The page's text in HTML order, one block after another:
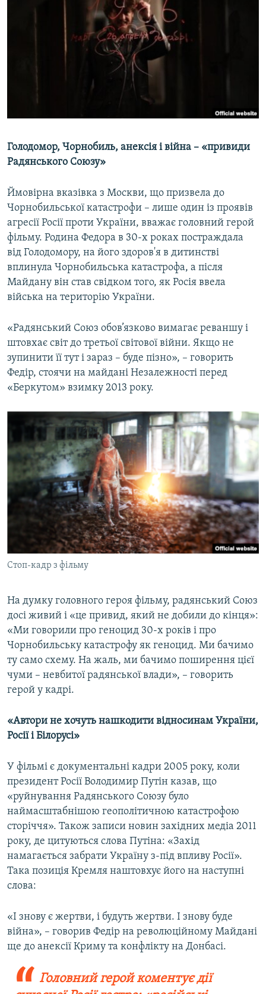
Голодомор, Чорнобиль, анексія і війна – «привиди
Радянського Союзу»
Ймовірна вказівка з Москви, що призвела до
Чорнобильської катастрофи – лише один із проявів
агресії Росії проти України, вважає головний герой
фільму. Родина Федора в 30-х роках постраждала
від Голодомору, на його здоров'я в дитинстві
вплинула Чорнобильська катастрофа, а після
Майдану він став свідком того, як Росія ввела
війська на територію України.
«Радянський Союз обов’язково вимагає реваншу і
штовхає світ до третьої світової війни. Якщо не
зупинити її тут і зараз – буде пізно», – говорить
Федір, стоячи на майдані Незалежності перед
«Беркутом» взимку 2013 року.
Стоп-кадр з фільму
На думку головного героя фільму, радянський Союз
досі живий і «це привид, який не добили до кінця»:
«Ми говорили про геноцид 30-х років і про
Чорнобильську катастрофу як геноцид. Ми бачимо
ту само схему. На жаль, ми бачимо поширення цієї
чуми – невбитої радянської влади», – говорить
герой у кадрі.
«Автори не хочуть нашкодити відносинам України,
Росії і Білорусі»
У фільмі є документальні кадри 2005 року, коли
президент Росії Володимир Путін казав, що
«руйнування Радянського Союзу було
наймасштабнішою геополітичною катастрофою
сторіччя». Також записи новин західних медіа 2011
року, де цитуються слова Путіна: «Захід
намагається забрати Україну з-під впливу Росії».
Така позиція Кремля наштовхує його на наступні
слова:
«І знову є жертви, і будуть жертви. І знову буде
війна», – говорив Федір на революційному Майдані
ще до анексії Криму та конфлікту на Донбасі.
Головний герой коментує дії